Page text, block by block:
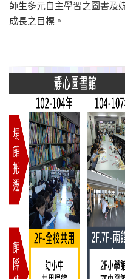
師生多元自主學習之圖書及
成長之目標。